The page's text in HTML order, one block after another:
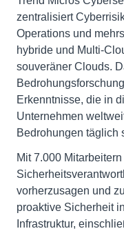
zentralisiert
Operations und
hybride und Multi-
souveräner Clouds.
Erkenntnisse, die in
Unternehmen
Bedrohungen täglich
Mit 7.000
vorherzusagen und
proaktive Sicherheit
Infrastruktur,